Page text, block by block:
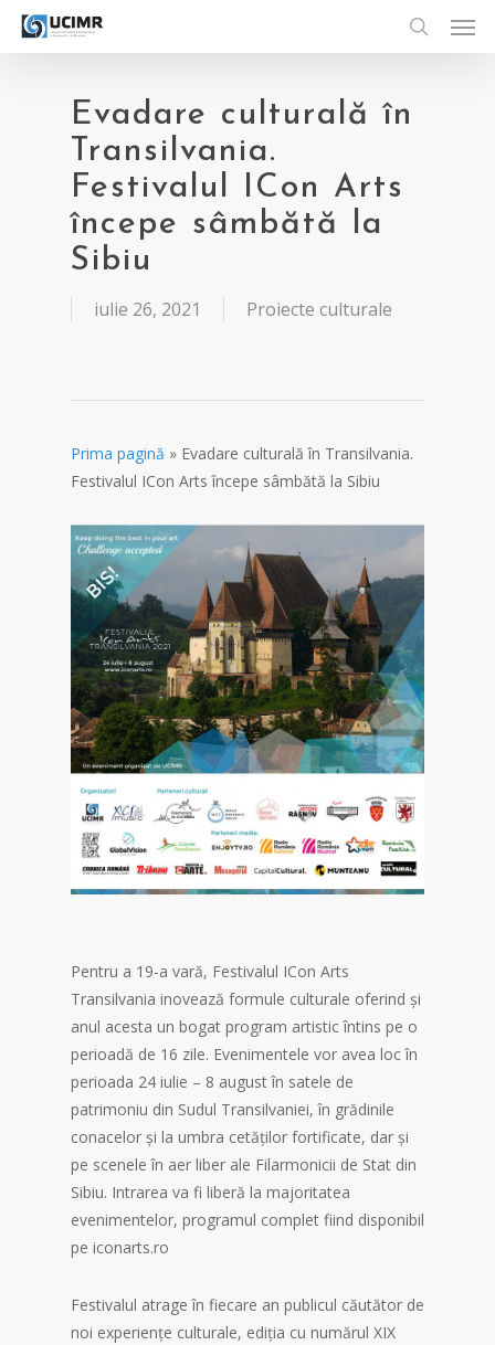
Skip
search
Evadare culturală în
Transilvania.
Festivalul ICon Arts
începe sâmbătă la
Sibiu
iulie 26, 2021 Proiecte culturale
Prima pagină » Evadare culturală în Transilvania.
Festivalul ICon Arts începe sâmbătă la Sibiu
Pentru a 19-a vară, Festivalul ICon Arts
Transilvania inovează formule culturale oferind și
anul acesta un bogat program artistic întins pe o
perioadă de 16 zile. Evenimentele vor avea loc în
perioada 24 iulie – 8 august în satele de
patrimoniu din Sudul Transilvaniei, în grădinile
conacelor și la umbra cetăților fortificate, dar și
pe scenele în aer liber ale Filarmonicii de Stat din
Sibiu. Intrarea va fi liberă la majoritatea
evenimentelor, programul complet fiind disponibil
pe iconarts.ro
Festivalul atrage în fiecare an publicul căutător de
noi experiențe culturale, ediția cu numărul XIX